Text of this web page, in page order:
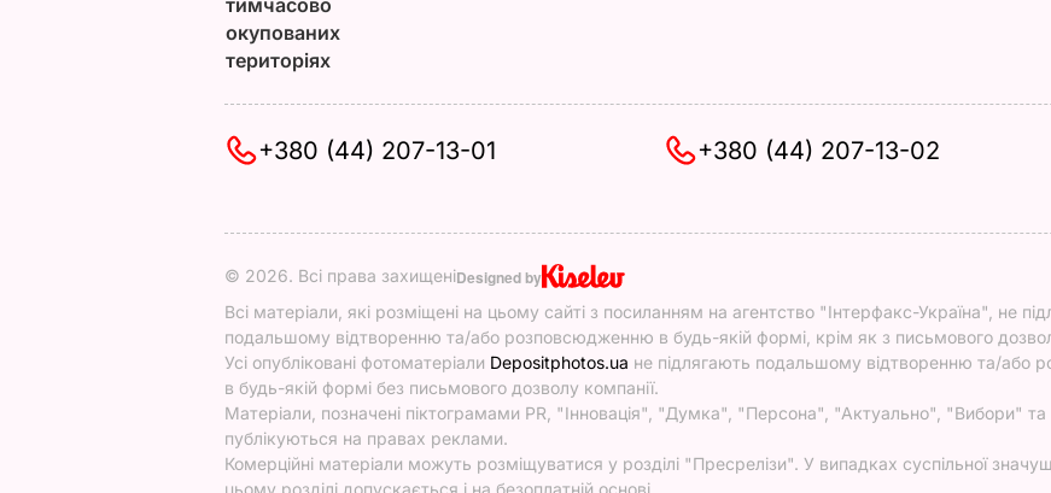
тимчасово
окупованих
територіях
+380 (44) 207-13-01 +380 (44) 207-13-02
© 2026. Всі права захищеніDesigned by
Всі матеріали, які розміщені на цьому сайті з посиланням на агентство "Інтерфакс-Україна", не
подальшому відтворенню та/або розповсюдженню в будь-якій формі, крім як з письмового
Усі опубліковані фотоматеріали Depositphotos.ua не підлягають подальшому відтворенню та/або
в будь-якій формі без письмового дозволу компанії.
Матеріали, позначені піктограмами PR, "Інновація", "Думка", "Персона", "Актуально", "Вибори" та
публікуються на правах реклами.
Комерційні матеріали можуть розміщуватися у розділі "Пресрелізи". У випадках суспільної
цьому розділі допускається і на безоплатній основі.